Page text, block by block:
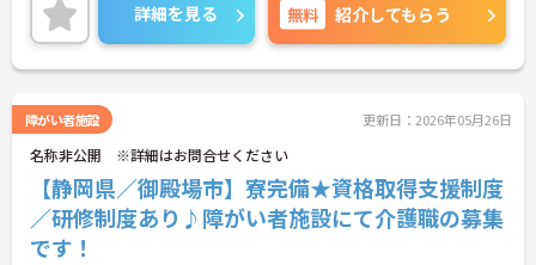
詳細を見る 無料 紹介してもらう
障がい者施設 更新日：2026年05月26日
名称非公開 ※詳細はお問合せください
【静岡県／御殿場市】寮完備★資格取得支援制度
／研修制度あり♪障がい者施設にて介護職の募集
です！